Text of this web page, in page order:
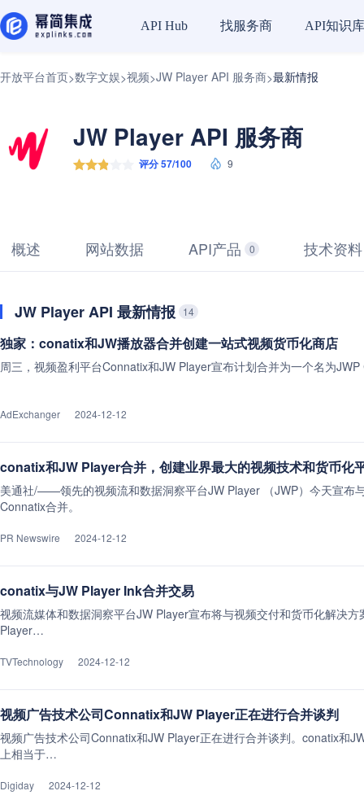
API Hub 找服务商 API知识库
开放平台首页>数字文娱>视频>JW Player API 服务商>最新情报
JW Player API 服务商
评分 57/100 9
概述 网站数据 API产品 0 技术资料
JW Player API 最新情报 14
独家：conatix和JW播放器合并创建一站式视频货币化商店
周三，视频盈利平台Connatix和JW Player宣布计划合并为一个名为
AdExchanger 2024-12-12
conatix和JW Player合并，创建业界最大的视频技术和货币化
美通社/——领先的视频流和数据洞察平台JW Player （JWP）今天宣布
Connatix合并。
PR Newswire 2024-12-12
conatix与JW Player Ink合并交易
视频流媒体和数据洞察平台JW Player宣布将与视频交付和货币化解决
Player…
TVTechnology 2024-12-12
视频广告技术公司Connatix和JW Player正在进行合并谈判
视频广告技术公司Connatix和JW Player正在进行合并谈判。conatix和
上相当于…
Digiday 2024-12-12